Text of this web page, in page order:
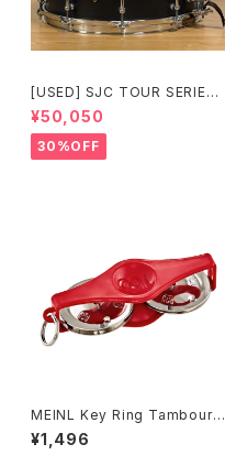
[USED] SJC TOUR SERIES
SNARE 14 × 6.5 マットブラッ
ク
¥50,050
30%OFF
MEINL Key Ring Tambourin
e (Red) KRT-R
¥1,496